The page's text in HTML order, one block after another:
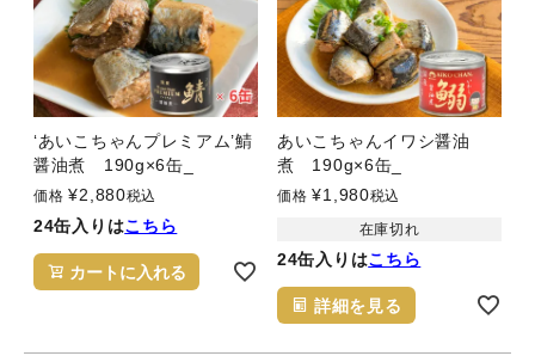
‘あいこちゃんプレミアム’鯖
醤油煮 190g×6缶_
価格 ¥2,880税込
24缶入りはこちら
カートに入れる
あいこちゃんイワシ醤油
煮 190g×6缶_
価格 ¥1,980税込
在庫切れ
24缶入りはこちら
詳細を見る